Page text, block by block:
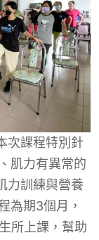
次課程特別針
肌力有異常的
力訓練與營養
為期3個月，
所上課，幫助